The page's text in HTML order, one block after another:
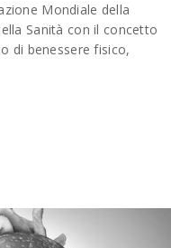
Mondiale della
Sanità con il concetto
di benessere fisico,